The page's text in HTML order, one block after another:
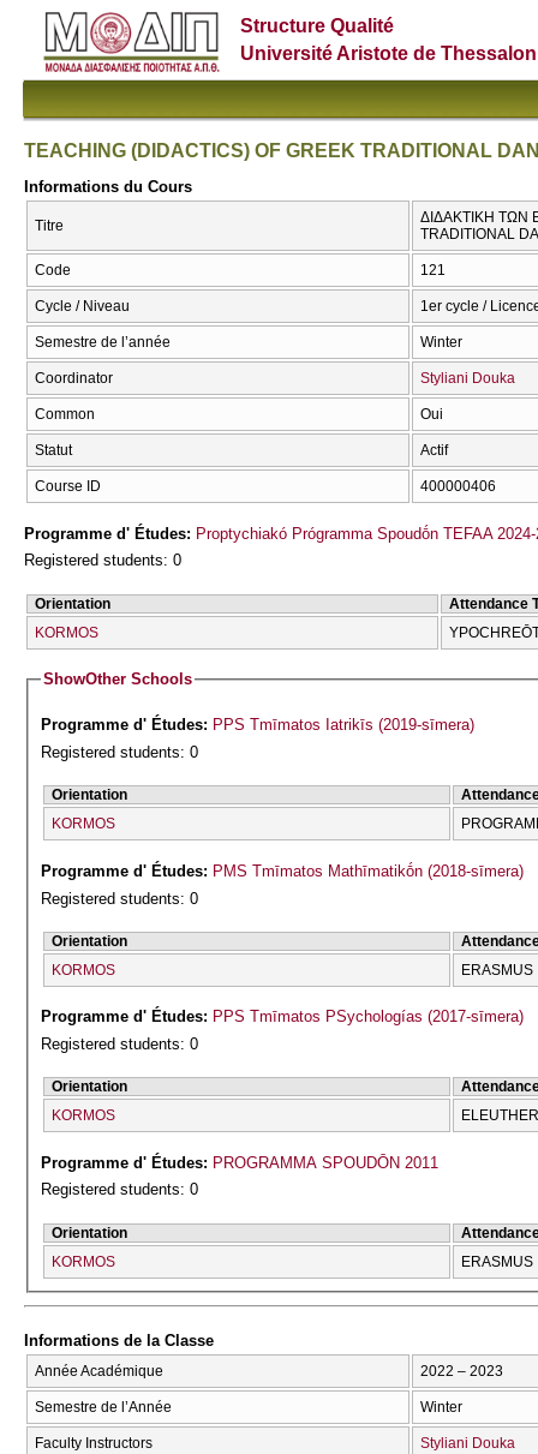
Structure Qualité
Université Aristote de
TEACHING (DIDACTICS) OF GREEK TRADITIONAL
Informations du Cours
Titre
ΔΙΔΑΚΤΙΚΗ ΤΩΝ
TRADITIONAL
Code 121
Cycle / Niveau 1er cycle /
Semestre de l’année Winter
Coordinator Styliani Douka
Common Oui
Statut Actif
Course ID 400000406
Programme d' Études: Proptychiakó Prógramma Spoudṓn TEFAA
Registered students: 0
Orientation
Attendance
KORMOS
ShowOther Schools
Programme d' Études: PPS Tmīmatos Iatrikīs (2019-sīmera)
Registered students: 0
Orientation
KORMOS
Programme d' Études: PMS Tmīmatos Mathīmatikṓn (2018-sīmera)
Registered students: 0
Orientation
KORMOS
ERASMUS
Programme d' Études: PPS Tmīmatos PSychologías (2017-sīmera)
Registered students: 0
Orientation
KORMOS
Programme d' Études: PROGRAMMA SPOUDŌN 2011
Registered students: 0
Orientation
KORMOS
ERASMUS
Informations de la Classe
Année Académique 2022 – 2023
Semestre de l’Année Winter
Faculty Instructors Styliani Douka